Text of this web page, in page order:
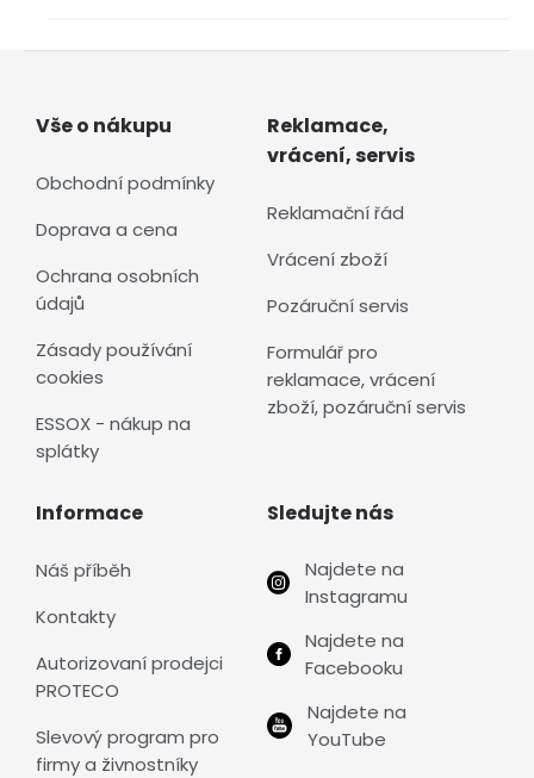
Vše o nákupu
Obchodní podmínky
Doprava a cena
Ochrana osobních
údajů
Zásady používání
cookies
ESSOX - nákup na
splátky
Reklamace,
vrácení, servis
Reklamační řád
Vrácení zboží
Pozáruční servis
Formulář pro
reklamace, vrácení
zboží, pozáruční servis
Informace
Náš příběh
Kontakty
Autorizovaní prodejci
PROTECO
Slevový program pro
firmy a živnostníky
Sledujte nás
Najdete na
Instagramu
Najdete na
Facebooku
Najdete na
YouTube